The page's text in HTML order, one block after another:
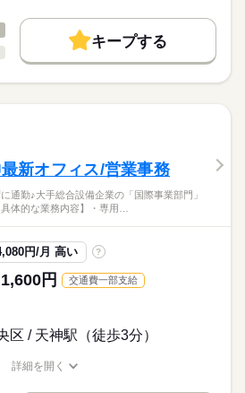
40代活躍
社会保険制度
服装自由
派遣活躍中
CAD
続きを読む
いて大丈夫です！
得意な方にピッタリ。
※新幹線や特急の通勤は認められませ
祝日
年始休暇、その他派遣先会社カレン
>詳しい募集要項をすべて見る
にぎやか
します！専門知識は必要ございませ
20代活躍 30代活躍
務
、ＣＡＤに興味がある方
ど大歓迎です！！
設備に関する図面作成業務、修正
成、その他庶務業務
使用します。
で、
スタートできます。
！
経験に応じ考慮
応募する
キープする
新オフィス/営業事務
通勤♪大手総合設備企業の「国際事業部門」
体的な業務内容】・専用…
円/月 高い ?
円 交通費一部支給
区 / 天神駅（徒歩3分）
詳細を開く